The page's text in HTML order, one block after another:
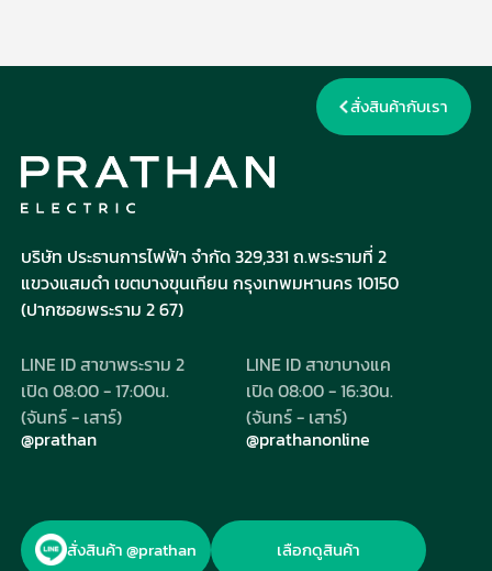
สั่ง
สินค้า
ผ่าน
ไลน์
สาขา
ของ
เรา
สั่งสินค้ากับเรา
บริษัท ประธานการไฟฟ้า จำกัด 329,331 ถ.พระรามที่ 2
แขวงแสมดำ เขตบางขุนเทียน กรุงเทพมหานคร 10150
(ปากซอยพระราม 2 67)
สั่งสินค้า @prathan เลือกดูสินค้า
LINE ID สาขาพระราม 2
เปิด 08:00 - 17:00น.
(จันทร์ - เสาร์)
@prathan
LINE ID สาขาบางแค
เปิด 08:00 - 16:30น.
(จันทร์ - เสาร์)
@prathanonline